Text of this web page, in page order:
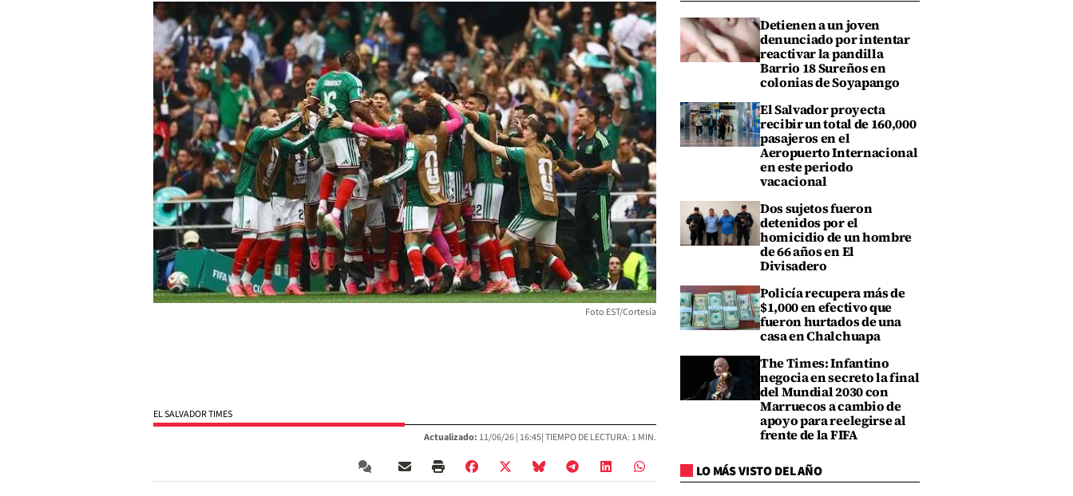
Foto EST/Cortesía
EL SALVADOR TIMES
Actualizado: 11/06/26 | 16:45| TIEMPO DE LECTURA: 1 MIN.
Detienen a un joven
denunciado por intentar
reactivar la pandilla
Barrio 18 Sureños en
colonias de Soyapango
El Salvador proyecta
recibir un total de 160,000
pasajeros en el
Aeropuerto Internacional
en este periodo
vacacional
Dos sujetos fueron
detenidos por el
homicidio de un hombre
de 66 años en El
Divisadero
Policía recupera más de
$1,000 en efectivo que
fueron hurtados de una
casa en Chalchuapa
The Times: Infantino
negocia en secreto la final
del Mundial 2030 con
Marruecos a cambio de
apoyo para reelegirse al
frente de la FIFA
LO MÁS VISTO DEL AÑO